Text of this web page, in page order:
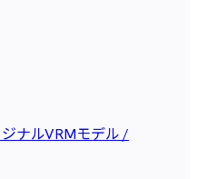
ナルVRMモデル /